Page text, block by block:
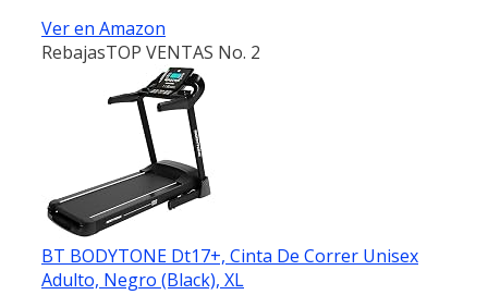
Ver en Amazon
RebajasTOP VENTAS No. 2
BT BODYTONE Dt17+, Cinta De Correr Unisex
Adulto, Negro (Black), XL